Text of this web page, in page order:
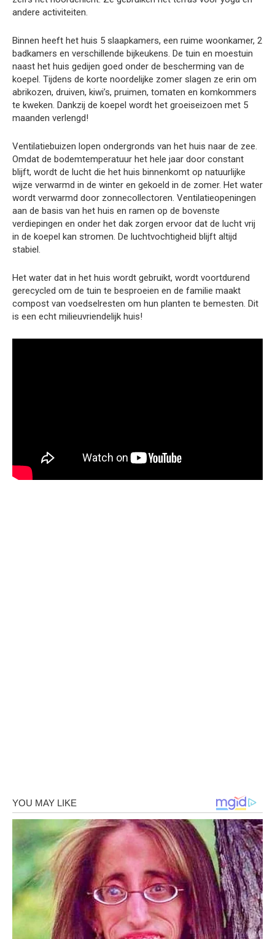
andere activiteiten.
Binnen heeft het huis 5 slaapkamers, een ruime woonkamer, 2
badkamers en verschillende bijkeukens. De tuin en moestuin
naast het huis gedijen goed onder de bescherming van de
koepel. Tijdens de korte noordelijke zomer slagen ze erin om
abrikozen, druiven, kiwi’s, pruimen, tomaten en komkommers
te kweken. Dankzij de koepel wordt het groeiseizoen met 5
maanden verlengd!
Ventilatiebuizen lopen ondergronds van het huis naar de zee.
Omdat de bodemtemperatuur het hele jaar door constant
blijft, wordt de lucht die het huis binnenkomt op natuurlijke
wijze verwarmd in de winter en gekoeld in de zomer. Het water
wordt verwarmd door zonnecollectoren. Ventilatieopeningen
aan de basis van het huis en ramen op de bovenste
verdiepingen en onder het dak zorgen ervoor dat de lucht vrij
in de koepel kan stromen. De luchtvochtigheid blijft altijd
stabiel.
Het water dat in het huis wordt gebruikt, wordt voortdurend
gerecycled om de tuin te besproeien en de familie maakt
compost van voedselresten om hun planten te bemesten. Dit
is een echt milieuvriendelijk huis!